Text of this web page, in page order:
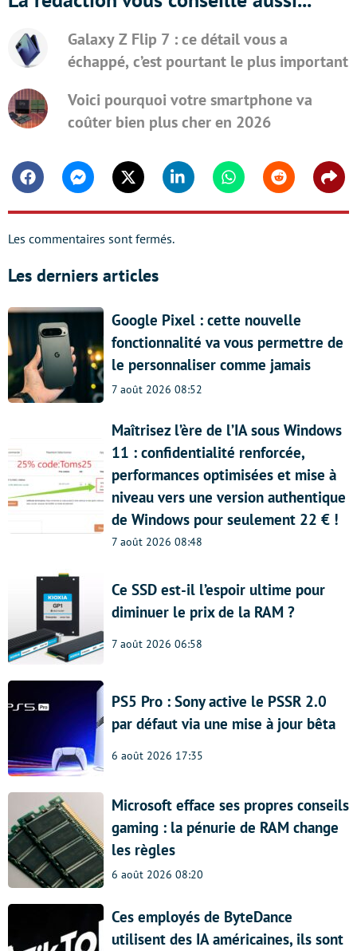
Galaxy Z Flip 7 : ce détail vous a
échappé, c’est pourtant le plus important
Voici pourquoi votre smartphone va
coûter bien plus cher en 2026
FacebookMessengerTwitter Linkedin WhatsappReddit
Les commentaires sont fermés.
Les derniers articles
Google Pixel : cette nouvelle
fonctionnalité va vous permettre de
le personnaliser comme jamais
7 août 2026 08:52
Maîtrisez l’ère de l’IA sous Windows
11 : confidentialité renforcée,
performances optimisées et mise à
niveau vers une version authentique
de Windows pour seulement 22 € !
7 août 2026 08:48
Ce SSD est-il l’espoir ultime pour
diminuer le prix de la RAM ?
7 août 2026 06:58
PS5 Pro : Sony active le PSSR 2.0
par défaut via une mise à jour bêta
6 août 2026 17:35
Microsoft efface ses propres conseils
gaming : la pénurie de RAM change
les règles
6 août 2026 08:20
Ces employés de ByteDance
utilisent des IA américaines, ils sont